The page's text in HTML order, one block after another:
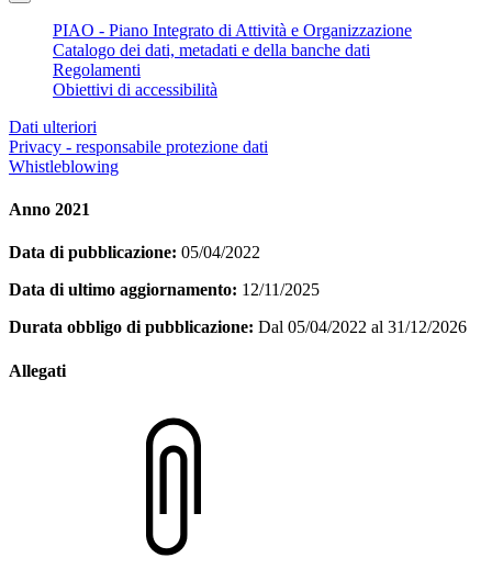
PIAO - Piano Integrato di Attività e Organizzazione
Catalogo dei dati, metadati e della banche dati
Regolamenti
Obiettivi di accessibilità
Dati ulteriori
Privacy - responsabile protezione dati
Whistleblowing
Anno 2021
Data di pubblicazione: 05/04/2022
Data di ultimo aggiornamento: 12/11/2025
Durata obbligo di pubblicazione: Dal 05/04/2022 al 31/12/2026
Allegati